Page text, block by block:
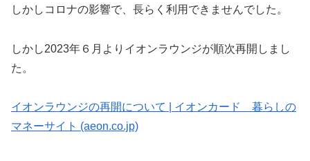
しかしコロナの影響で、長らく利用できませんでした。
しかし2023年６月よりイオンラウンジが順次再開しまし
た。
イオンラウンジの再開について | イオンカード 暮らしの
マネーサイト (aeon.co.jp)